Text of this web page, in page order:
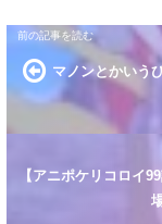
マノンとかいう
【アニポケリコロイ